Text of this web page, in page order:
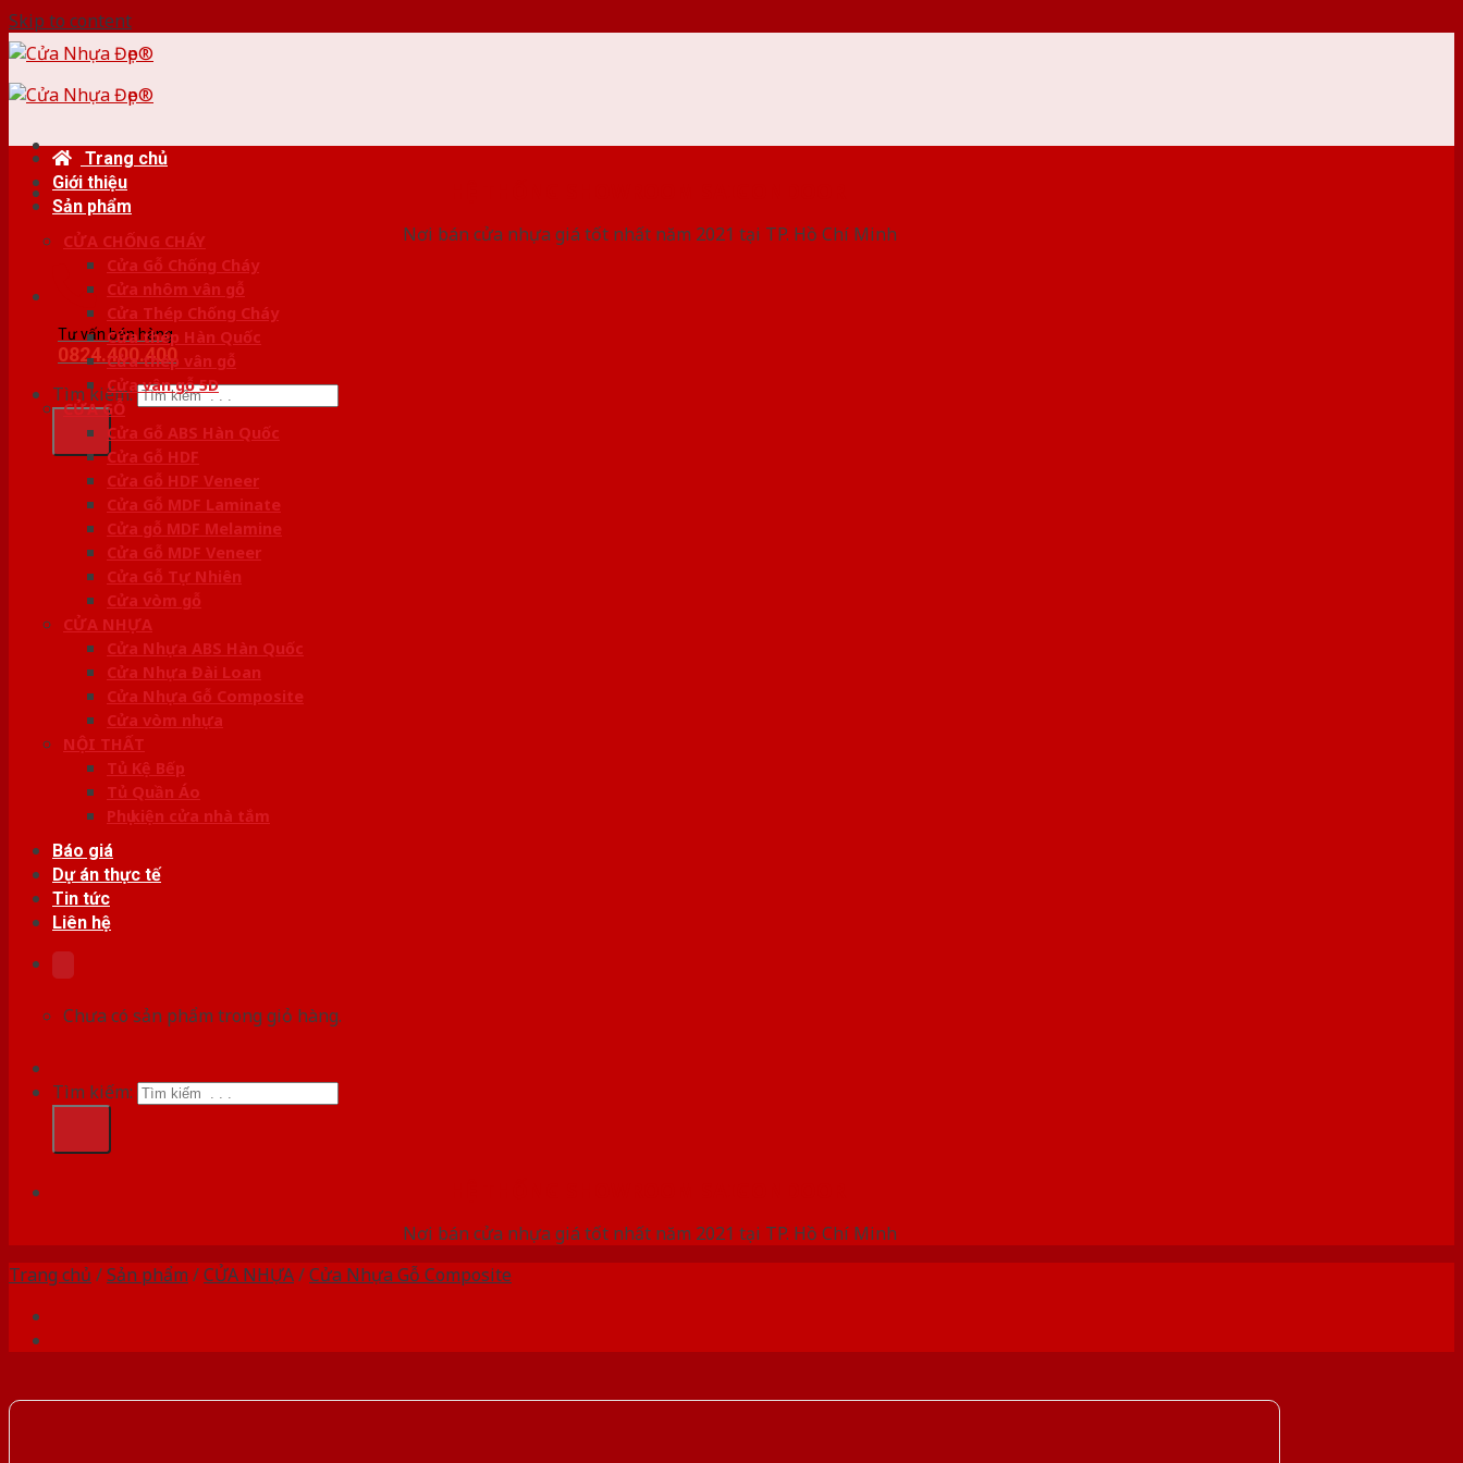
Skip to content
Nơi bán cửa nhựa giá tốt nhất năm 2021 tại TP. Hồ Chí Minh
Tư vấn bán hàng
0824.400.400
Tìm kiếm:
Trang chủ
Giới thiệu
Sản phẩm
CỬA CHỐNG CHÁY
Cửa Gỗ Chống Cháy
Cửa nhôm vân gỗ
Cửa Thép Chống Cháy
Cửa thép Hàn Quốc
Cửa thép vân gỗ
Cửa vân gỗ 5D
CỬA GỖ
Cửa Gỗ ABS Hàn Quốc
Cửa Gỗ HDF
Cửa Gỗ HDF Veneer
Cửa Gỗ MDF Laminate
Cửa gỗ MDF Melamine
Cửa Gỗ MDF Veneer
Cửa Gỗ Tự Nhiên
Cửa vòm gỗ
CỬA NHỰA
Cửa Nhựa ABS Hàn Quốc
Cửa Nhựa Đài Loan
Cửa Nhựa Gỗ Composite
Cửa vòm nhựa
NỘI THẤT
Tủ Kệ Bếp
Tủ Quần Áo
Phụ kiện cửa nhà tắm
Báo giá
Dự án thực tế
Tin tức
Liên hệ
Chưa có sản phẩm trong giỏ hàng.
Tìm kiếm:
Nơi bán cửa nhựa giá tốt nhất năm 2021 tại TP. Hồ Chí Minh
Trang chủ /Sản phẩm /CỬA NHỰA/Cửa Nhựa Gỗ Composite